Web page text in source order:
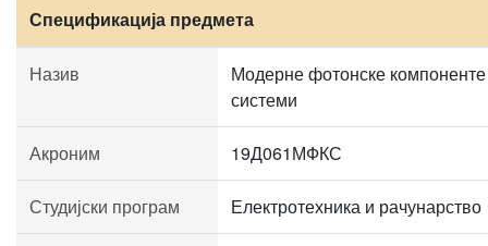
Спецификација предмета
Назив
Модерне фотонске
системи
Акроним 19Д061МФКС
Студијски програм Електротехника и рачунарство